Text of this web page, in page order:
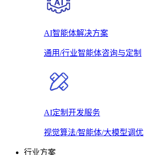
AI智能体解决方案
通用/行业智能体咨询与定制
AI定制开发服务
视觉算法/智能体/大模型调优
行业方案